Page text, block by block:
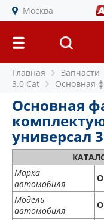
Москва
Главная Запчасти
3.0 Cat
Основная
Основная
универсал
Марка
автомобиля
Модель
автомобиля